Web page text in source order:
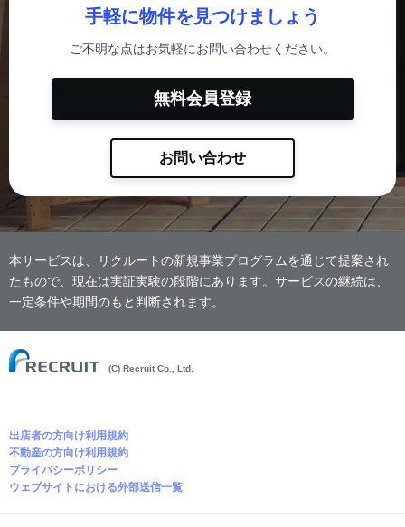
手軽に物件を見つけましょう
ご不明な点はお気軽にお問い合わせください。
無料会員登録
お問い合わせ
本サービスは、リクルートの新規事業プログラムを通じて提案され
たもので、現在は実証実験の段階にあります。サービスの継続は、
一定条件や期間のもと判断されます。
(C) Recruit Co., Ltd.
出店者の方向け利用規約
不動産の方向け利用規約
プライバシーポリシー
ウェブサイトにおける外部送信一覧